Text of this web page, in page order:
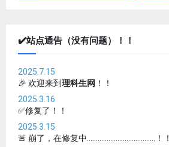
✔️站点通告（没有问题）！！
2025.7.15
🎉 欢迎来到理科生网 ！！
2025.3.16
✅修复了！！
2025.3.15
🚨 崩了，在修复中......................................！！